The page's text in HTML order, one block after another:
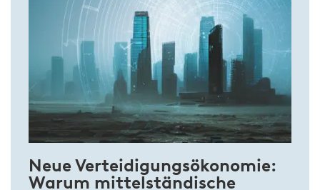
Neue Verteidigungsökonomie:
Warum mittelständische